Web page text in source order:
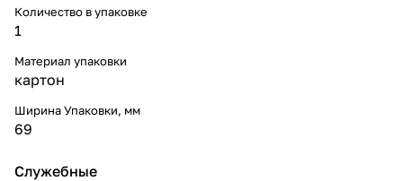
Количество в упаковке
1
Материал упаковки
картон
Ширина Упаковки, мм
69
Служебные